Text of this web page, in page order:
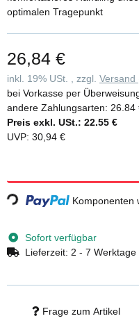
optimalen Tragepunkt
26,84 €
inkl. 19% USt. , zzgl. Versand
bei Vorkasse per
andere Zahlungsarten: 26.84
Preis exkl. USt.: 22.55 €
UVP: 30,94 €
Komponenten
Sofort verfügbar
Lieferzeit: 2 - 7 Werktage
Frage zum Artikel